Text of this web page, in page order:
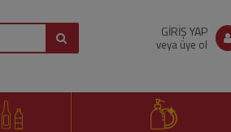
GİRİŞ YAP
veya üye ol